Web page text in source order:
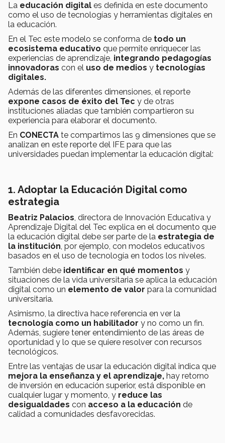
La educación digital es definida en este documento
como el uso de tecnologías y herramientas digitales en
la educación.
En el Tec este modelo se conforma de todo un
ecosistema educativo que permite enriquecer las
experiencias de aprendizaje, integrando pedagogías
innovadoras con el uso de medios y tecnologías
digitales.
Además de las diferentes dimensiones, el reporte
expone casos de éxito del Tec y de otras
instituciones aliadas que también compartieron su
experiencia para elaborar el documento.
En CONECTA te compartimos las 9 dimensiones que se
analizan en este reporte del IFE para que las
universidades puedan implementar la educación digital:
1. Adoptar la Educación Digital como
estrategia
Beatriz Palacios, directora de Innovación Educativa y
Aprendizaje Digital del Tec explica en el documento que
la educación digital debe ser parte de la estrategia de
la institución, por ejemplo, con modelos educativos
basados en el uso de tecnología en todos los niveles.
También debe identificar en qué momentos y
situaciones de la vida universitaria se aplica la educación
digital como un elemento de valor para la comunidad
universitaria.
Asimismo, la directiva hace referencia en ver la
tecnología como un habilitador y no como un fin.
Además, sugiere tener entendimiento de las áreas de
oportunidad y lo que se quiere resolver con recursos
tecnológicos.
Entre las ventajas de usar la educación digital indica que
mejora la enseñanza y el aprendizaje, hay retorno
de inversión en educación superior, está disponible en
cualquier lugar y momento, y reduce las
desigualdades con acceso a la educación de
calidad a comunidades desfavorecidas.